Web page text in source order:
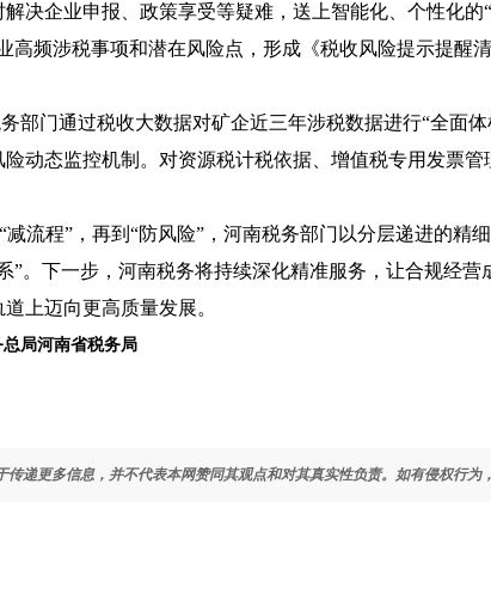
决企业申报、政策享受等疑难，送上智能化、个性化的
高频涉税事项和潜在风险点，形成《税收风险提示提醒
部门通过税收大数据对矿企近三年涉税数据进行“全面
动态监控机制。对资源税计税依据、增值税专用发票
减流程”，再到“防风险”，河南税务部门以分层递进的精
”。下一步，河南税务将持续深化精准服务，让合规经营
上迈向更高质量发展。
局河南省税务局
传递更多信息，并不代表本网赞同其观点和对其真实性负责。如有侵权行为